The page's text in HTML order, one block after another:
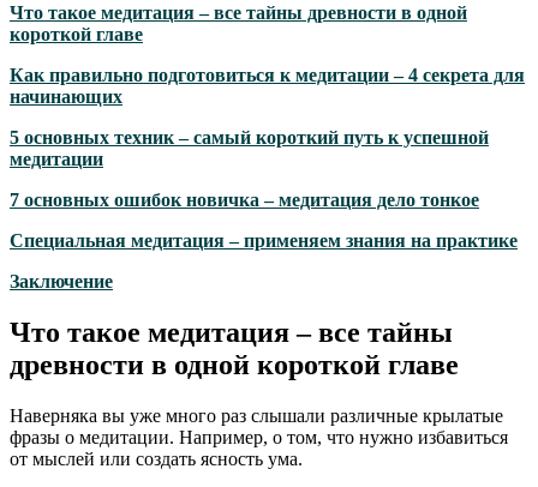
Что такое медитация – все тайны древности в одной
короткой главе
Как правильно подготовиться к медитации – 4 секрета для
начинающих
5 основных техник – самый короткий путь к успешной
медитации
7 основных ошибок новичка – медитация дело тонкое
Специальная медитация – применяем знания на практике
Заключение
Что такое медитация – все тайны
древности в одной короткой главе
Наверняка вы уже много раз слышали различные крылатые
фразы о медитации. Например, о том, что нужно избавиться
от мыслей или создать ясность ума.